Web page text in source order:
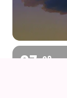
07 09